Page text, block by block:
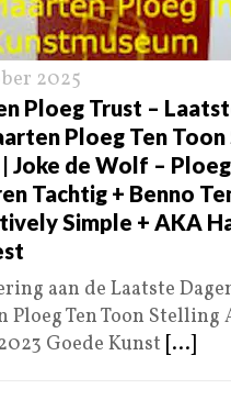
2025
Ploeg Trust –
Ploeg Ten
Joke de Wolf –
Tachtig + Benno
Simple + AKA
aan de Laatste
Ploeg Ten Toon Stelling
Goede Kunst [...]